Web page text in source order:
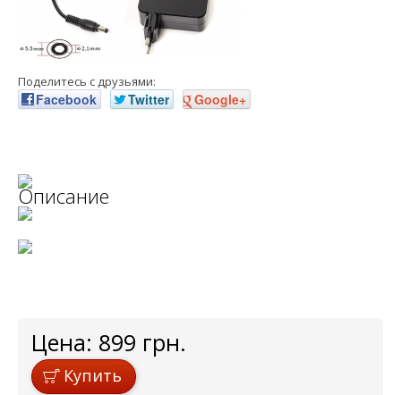
Поделитесь с друзьями:
Facebook Twitter Google+
Описание
Цена: 899 грн.
Купить